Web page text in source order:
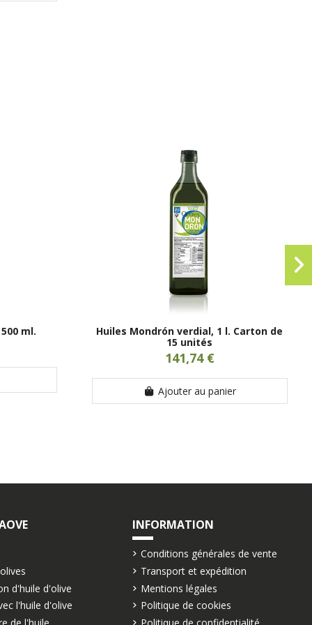
ml.
Huiles Mondrón verdial, 1 l. Carton de
15 unités
141,74 €
Ajouter au panier
d'huile d'olive
l'huile d'olive
de l'huile
INFORMATION
Conditions générales de vente
Transport et expédition
Mentions légales
Politique de cookies
Politique de confidentialité